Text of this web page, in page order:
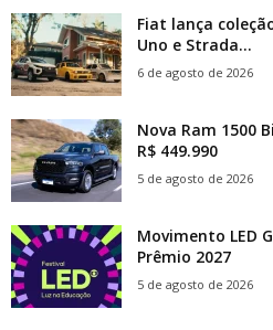
Fiat lança
Uno e Strada...
6 de agosto de 2026
Nova Ram 1500
R$ 449.990
5 de agosto de 2026
Movimento LED
Prêmio 2027
5 de agosto de 2026